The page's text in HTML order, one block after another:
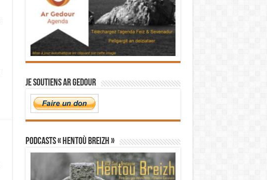
Je soutiens Ar Gedour
PODCASTS « Hentoù Breizh »